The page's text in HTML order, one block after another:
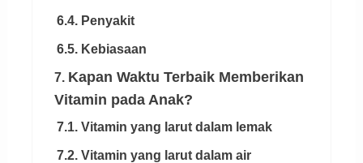
6.4. Penyakit
6.5. Kebiasaan
7. Kapan Waktu Terbaik Memberikan
Vitamin pada Anak?
7.1. Vitamin yang larut dalam lemak
7.2. Vitamin yang larut dalam air